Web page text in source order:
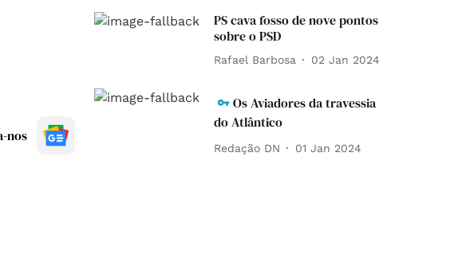
nos
PS cava fosso de nove pontos
sobre o PSD
Rafael Barbosa 02 Jan 2024
Os Aviadores da travessia
do Atlântico
Redação DN 01 Jan 2024